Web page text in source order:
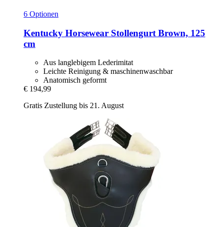
6 Optionen
Kentucky Horsewear Stollengurt Brown, 125
cm
Aus langlebigem Lederimitat
Leichte Reinigung & maschinenwaschbar
Anatomisch geformt
€ 194,99
Gratis Zustellung bis 21. August